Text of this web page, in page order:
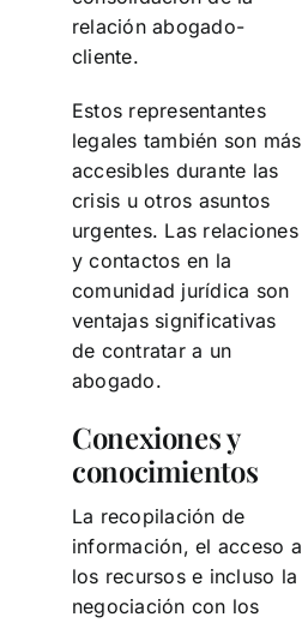
relación abogado-
cliente.
Estos representantes
legales también son más
accesibles durante las
crisis u otros asuntos
urgentes. Las relaciones
y contactos en la
comunidad jurídica son
ventajas significativas
de contratar a un
abogado.
Conexiones y
conocimientos
La recopilación de
información, el acceso a
los recursos e incluso la
negociación con los